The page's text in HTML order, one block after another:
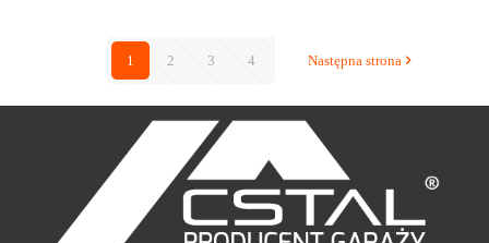
1 2 3 4 Następna strona